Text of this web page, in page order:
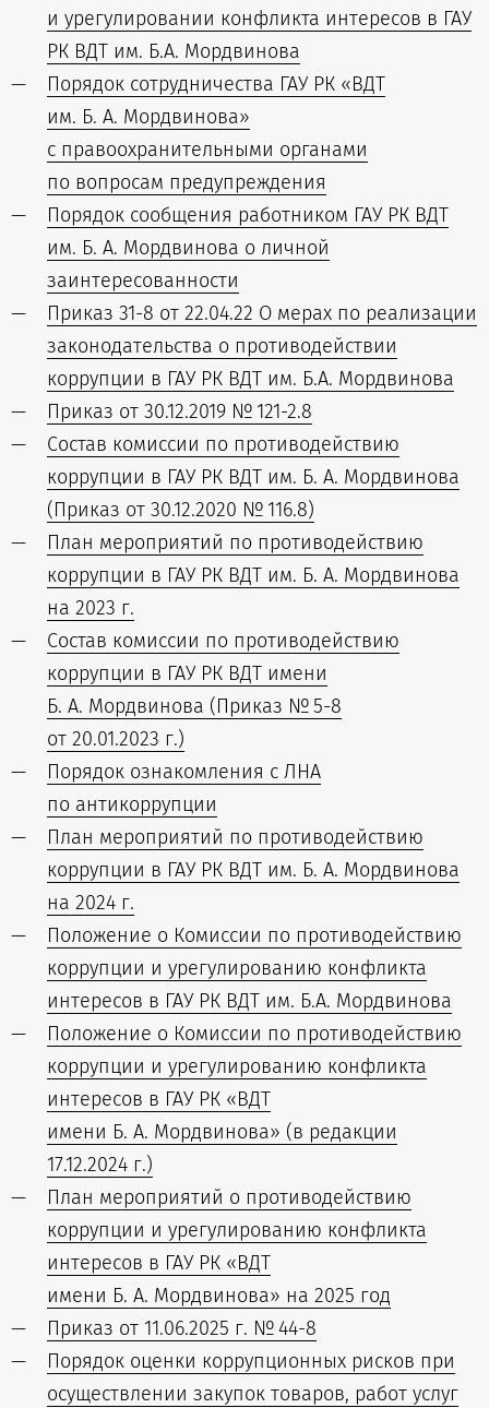
и урегулировании конфликта интересов в ГАУ
РК ВДТ им. Б.А. Мордвинова
Порядок сотрудничества ГАУ РК «ВДТ
им. Б. А. Мордвинова»
с правоохранительными органами
по вопросам предупреждения
Порядок сообщения работником ГАУ РК ВДТ
им. Б. А. Мордвинова о личной
заинтересованности
Приказ 31-8 от 22.04.22 О мерах по реализации
законодательства о противодействии
коррупции в ГАУ РК ВДТ им. Б.А. Мордвинова
Приказ от 30.12.2019 № 121-2.8
Состав комиссии по противодействию
коррупции в ГАУ РК ВДТ им. Б. А. Мордвинова
(Приказ от 30.12.2020 № 116.8)
План мероприятий по противодействию
коррупции в ГАУ РК ВДТ им. Б. А. Мордвинова
на 2023 г.
Состав комиссии по противодействию
коррупции в ГАУ РК ВДТ имени
Б. А. Мордвинова (Приказ № 5-8
от 20.01.2023 г.)
Порядок ознакомления с ЛНА
по антикоррупции
План мероприятий по противодействию
коррупции в ГАУ РК ВДТ им. Б. А. Мордвинова
на 2024 г.
Положение о Комиссии по противодействию
коррупции и урегулированию конфликта
интересов в ГАУ РК ВДТ им. Б.А. Мордвинова
Положение о Комиссии по противодействию
коррупции и урегулированию конфликта
интересов в ГАУ РК «ВДТ
имени Б. А. Мордвинова» (в редакции
17.12.2024 г.)
План мероприятий о противодействию
коррупции и урегулированию конфликта
интересов в ГАУ РК «ВДТ
имени Б. А. Мордвинова» на 2025 год
Приказ от 11.06.2025 г. № 44-8
Порядок оценки коррупционных рисков при
осуществлении закупок товаров, работ услуг